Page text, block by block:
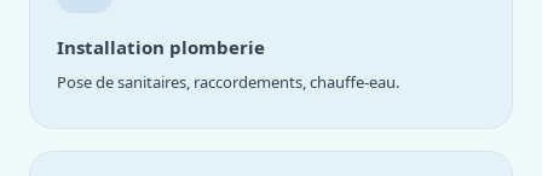
Installation plomberie
Pose de sanitaires, raccordements, chauffe-eau.